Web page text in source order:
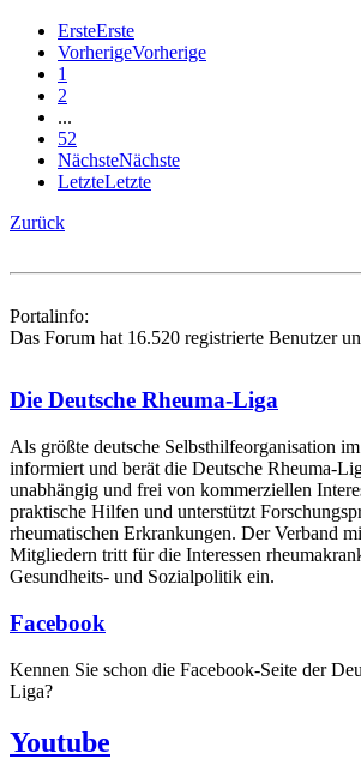
ErsteErste
VorherigeVorherige
1
2
...
52
NächsteNächste
LetzteLetzte
Zurück
Portalinfo:
Das Forum hat 16.520 registrierte Benutzer
Die Deutsche Rheuma-Liga
Als größte deutsche Selbsthilfe­organisation
informiert und berät die Deutsche Rheuma-
unabhängig und frei von kommerziellen
praktische Hilfen und unterstützt
rheumatischen Erkrankungen. Der Verband
Mitgliedern tritt für die Interessen
Gesundheits- und Sozialpolitik ein.
Facebook
Kennen Sie schon die Facebook-Seite der
Liga?
Youtube